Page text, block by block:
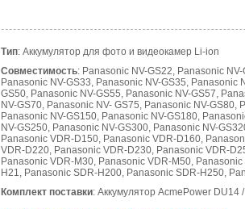
Тип: Аккумулятор для фото и видеокамер Li-ion
Совместимость: Panasonic NV-GS22, Panasonic
Panasonic NV-GS33, Panasonic NV-GS35, Panasonic
GS50, Panasonic NV-GS55, Panasonic NV-GS57,
NV-GS70, Panasonic NV- GS75, Panasonic NV-GS80,
Panasonic NV-GS150, Panasonic NV-GS180,
NV-GS250, Panasonic NV-GS300, Panasonic NV-
Panasonic VDR-D150, Panasonic VDR-D160,
VDR-D220, Panasonic VDR-D230, Panasonic VDR-
Panasonic VDR-M30, Panasonic VDR-M50,
H21, Panasonic SDR-H200, Panasonic SDR-H250,
Комплект поставки: Аккумулятор AcmePower DU14